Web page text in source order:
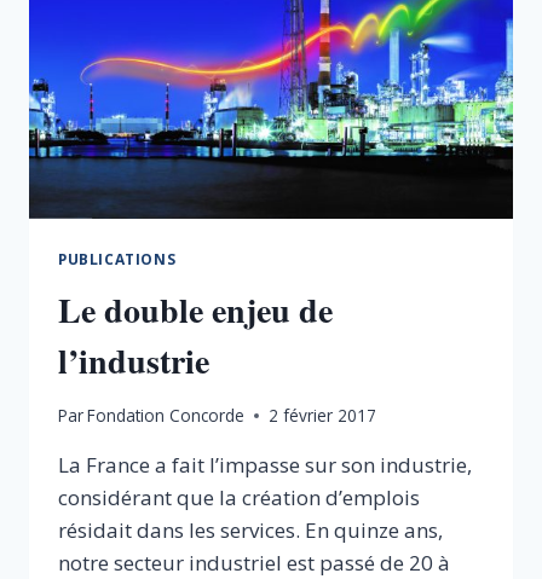
PUBLICATIONS
Le double enjeu de
l’industrie
ParFondation Concorde 2 février 2017
La France a fait l’impasse sur son industrie,
considérant que la création d’emplois
résidait dans les services. En quinze ans,
notre secteur industriel est passé de 20 à